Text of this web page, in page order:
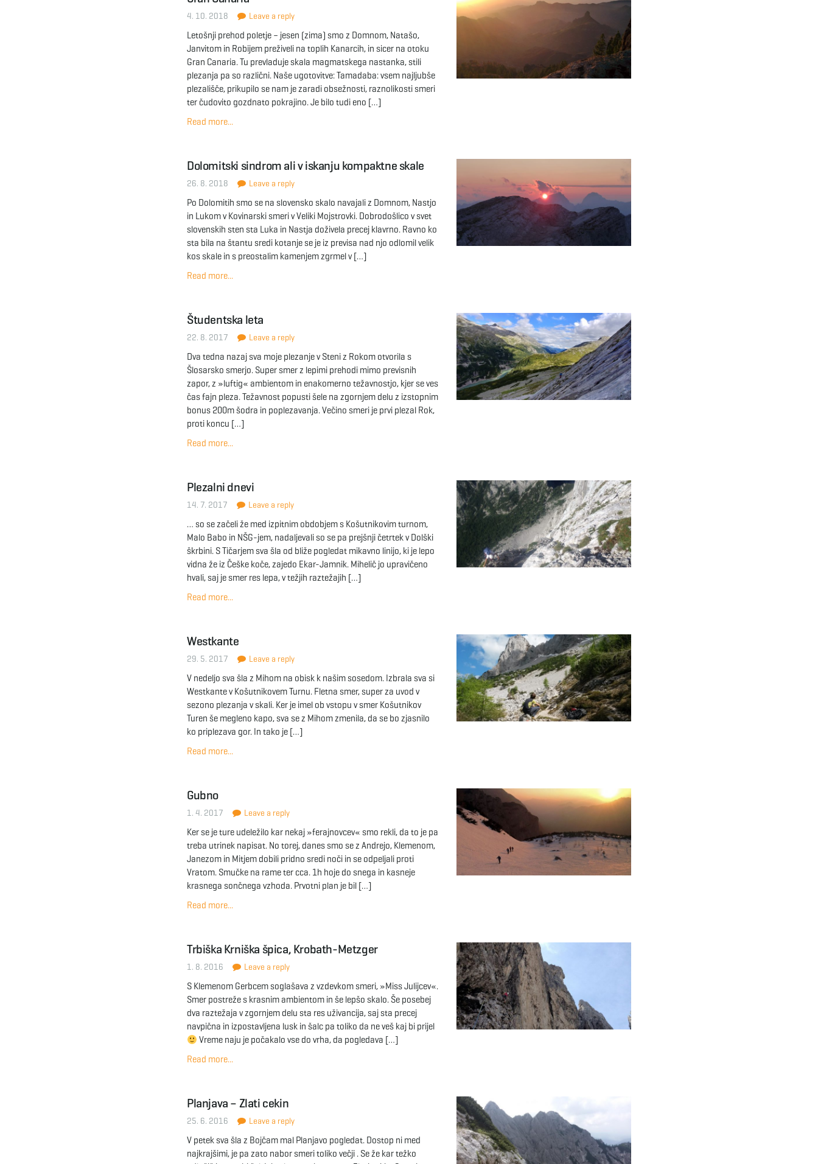
4. 10. 2018 Leave a reply
Letošnji prehod poletje – jesen (zima) smo z Domnom, Natašo,
Janvitom in Robijem preživeli na toplih Kanarcih, in sicer na otoku
Gran Canaria. Tu prevladuje skala magmatskega nastanka, stili
plezanja pa so različni. Naše ugotovitve: Tamadaba: vsem najljubše
plezališče, prikupilo se nam je zaradi obsežnosti, raznolikosti smeri
ter čudovito gozdnato pokrajino. Je bilo tudi eno […]
Read more...
Dolomitski sindrom ali v iskanju kompaktne skale
26. 8. 2018 Leave a reply
Po Dolomitih smo se na slovensko skalo navajali z Domnom, Nastjo
in Lukom v Kovinarski smeri v Veliki Mojstrovki. Dobrodošlico v svet
slovenskih sten sta Luka in Nastja doživela precej klavrno. Ravno ko
sta bila na štantu sredi kotanje se je iz previsa nad njo odlomil velik
kos skale in s preostalim kamenjem zgrmel v […]
Read more...
Študentska leta
22. 8. 2017 Leave a reply
Dva tedna nazaj sva moje plezanje v Steni z Rokom otvorila s
Šlosarsko smerjo. Super smer z lepimi prehodi mimo previsnih
zapor, z »luftig« ambientom in enakomerno težavnostjo, kjer se ves
čas fajn pleza. Težavnost popusti šele na zgornjem delu z izstopnim
bonus 200m šodra in poplezavanja. Večino smeri je prvi plezal Rok,
proti koncu […]
Read more...
Plezalni dnevi
14. 7. 2017 Leave a reply
… so se začeli že med izpitnim obdobjem s Košutnikovim turnom,
Malo Babo in NŠG-jem, nadaljevali so se pa prejšnji četrtek v Dolški
škrbini. S Tičarjem sva šla od bliže pogledat mikavno linijo, ki je lepo
vidna že iz Češke koče, zajedo Ekar-Jamnik. Mihelič jo upravičeno
hvali, saj je smer res lepa, v težjih raztežajih […]
Read more...
Westkante
29. 5. 2017 Leave a reply
V nedeljo sva šla z Mihom na obisk k našim sosedom. Izbrala sva si
Westkante v Košutnikovem Turnu. Fletna smer, super za uvod v
sezono plezanja v skali. Ker je imel ob vstopu v smer Košutnikov
Turen še megleno kapo, sva se z Mihom zmenila, da se bo zjasnilo
ko priplezava gor. In tako je […]
Read more...
Gubno
1. 4. 2017 Leave a reply
Ker se je ture udeležilo kar nekaj »ferajnovcev« smo rekli, da to je pa
treba utrinek napisat. No torej, danes smo se z Andrejo, Klemenom,
Janezom in Mitjem dobili pridno sredi noči in se odpeljali proti
Vratom. Smučke na rame ter cca. 1h hoje do snega in kasneje
krasnega sončnega vzhoda. Prvotni plan je bil […]
Read more...
Trbiška Krniška špica, Krobath-Metzger
1. 8. 2016 Leave a reply
S Klemenom Gerbcem soglašava z vzdevkom smeri, »Miss Julijcev«.
Smer postreže s krasnim ambientom in še lepšo skalo. Še posebej
dva raztežaja v zgornjem delu sta res uživancija, saj sta precej
navpična in izpostavljena lusk in šalc pa toliko da ne veš kaj bi prijel
Vreme naju je počakalo vse do vrha, da pogledava […]
Read more...
Planjava – Zlati cekin
25. 6. 2016 Leave a reply
V petek sva šla z Bojčam mal Planjavo pogledat. Dostop ni med
najkrajšimi, je pa zato nabor smeri toliko večji . Se že kar težko